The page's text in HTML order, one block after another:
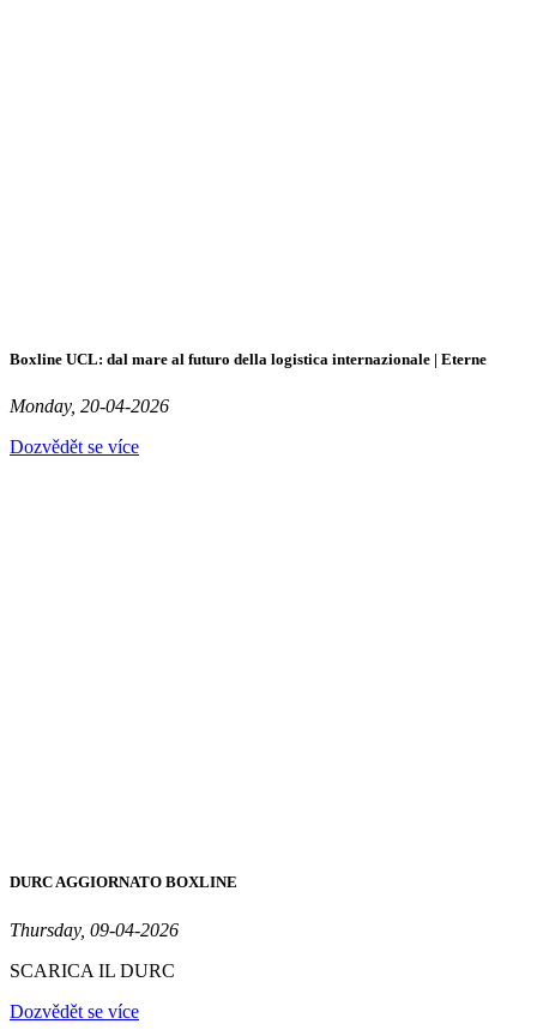
Boxline UCL: dal mare al futuro della logistica internazionale | Eterne
Monday, 20-04-2026
Dozvědět se více
DURC AGGIORNATO BOXLINE
Thursday, 09-04-2026
SCARICA IL DURC
Dozvědět se více